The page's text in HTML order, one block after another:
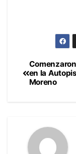
de
en la
Moreno